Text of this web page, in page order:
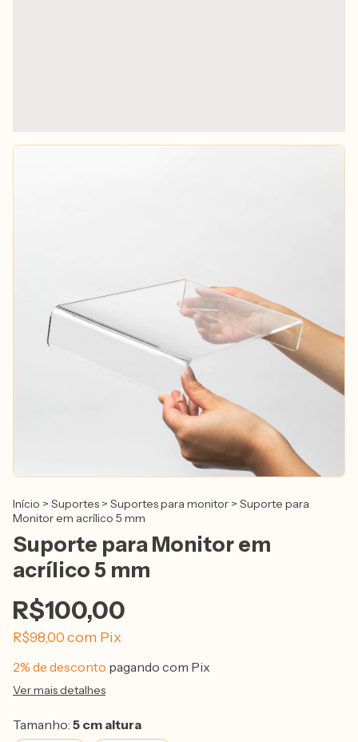
Início > Suportes > Suportes para monitor > Suporte para
Monitor em acrílico 5 mm
Suporte para Monitor em
acrílico 5 mm
R$100,00
R$98,00 com Pix
2% de desconto pagando com Pix
Ver mais detalhes
Tamanho: 5 cm altura